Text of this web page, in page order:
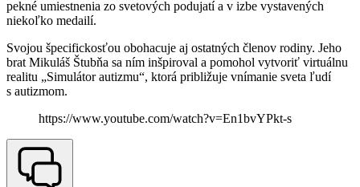
pekné umiestnenia zo svetových podujatí a v izbe vystavených
niekoľko medailí.
Svojou špecifickosťou obohacuje aj ostatných členov rodiny. Jeho
brat Mikuláš Štubňa sa ním inšpiroval a pomohol vytvoriť virtuálnu
realitu „Simulátor autizmu“, ktorá približuje vnímanie sveta ľudí
s autizmom.
https://www.youtube.com/watch?v=En1bvYPkt-s